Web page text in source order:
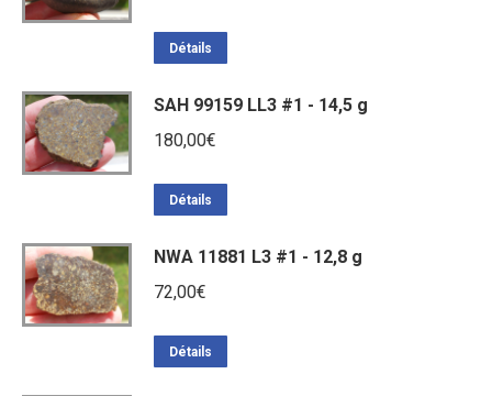
Détails
SAH 99159 LL3 #1 - 14,5 g
180,00€
Détails
NWA 11881 L3 #1 - 12,8 g
72,00€
Détails